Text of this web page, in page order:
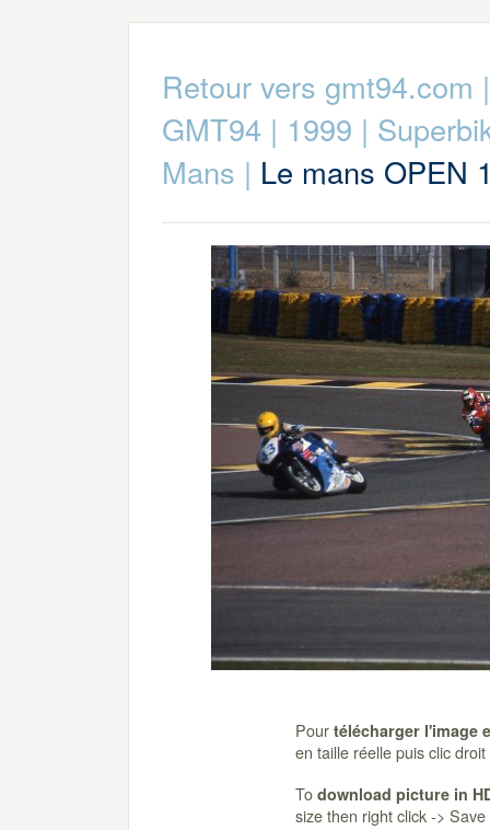
Retour vers gmt94.com
GMT94 | 1999 |
Mans | Le mans OPEN
Pour télécharger l'image
en taille réelle puis clic
To download picture in
size then right click ->